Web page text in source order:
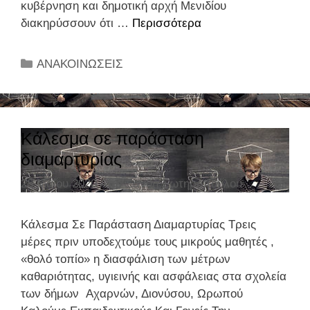
κυβέρνηση και δημοτική αρχή Μενιδίου
διακηρύσσουν ότι … Περισσότερα
η
σ
η
μ
ε
ρ
ι
ή
π
α
ρ
ά
Κ
τ
γ
ρ
ί
ς
ΑΝΑΚΟΙΝΩΣΕΙΣ
Κάλεσμα σε παράσταση
διαμαρτυρίας
28 Μαΐου 2020 ΑπόΞανθή Σωτηροπούλου
Κάλεσμα Σε Παράσταση Διαμαρτυρίας Τρεις
μέρες πριν υποδεχτούμε τους μικρούς μαθητές ,
«θολό τοπίο» η διασφάλιση των μέτρων
καθαριότητας, υγιεινής και ασφάλειας στα σχολεία
των δήμων Αχαρνών, Διονύσου, Ωρωπού